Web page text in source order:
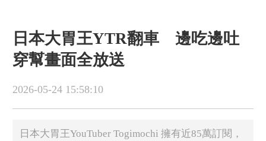
日本大胃王YTR翻車 邊吃邊吐
穿幫畫面全放送
2026-05-24 15:58:10
日本大胃王YouTuber Togimochi 擁有近85萬訂閱，